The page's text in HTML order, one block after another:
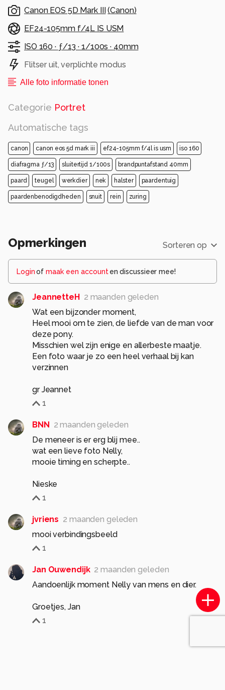
Canon EOS 5D Mark III (Canon)
EF24-105mm f/4L IS USM
ISO 160 · ƒ/13 · 1/100s · 40mm
Flitser uit, verplichte modus
Alle foto informatie tonen
Categorie Portret
Automatische tags
canon canon eos 5d mark iii ef24-105mm f/4l is usm iso 160
diafragma ƒ/13 sluitertijd 1/100s brandpuntafstand 40mm
paard teugel werkdier nek halster paardentuig
paardenbenodigdheden snuit rein zuring
Opmerkingen Sorteren op
Loginof maak een account en discussieer mee!
JeannetteH
2 maanden geleden
Wat een bijzonder moment,
Heel mooi om te zien, de liefde van de man voor
deze pony.
Misschien wel zijn enige en allerbeste maatje.
Een foto waar je zo een heel verhaal bij kan
verzinnen
gr Jeannet
1
BNN
2 maanden geleden
De meneer is er erg blij mee..
wat een lieve foto Nelly,
mooie timing en scherpte..
Nieske
1
jvriens 2 maanden geleden
mooi verbindingsbeeld
1
Jan Ouwendijk 2 maanden geleden
Aandoenlijk moment Nelly van mens en dier.
Groetjes, Jan
1